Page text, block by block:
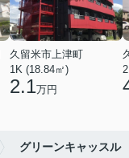
久留米市上津町
1K (18.84㎡)
2.1万円
グリーンキャッスル